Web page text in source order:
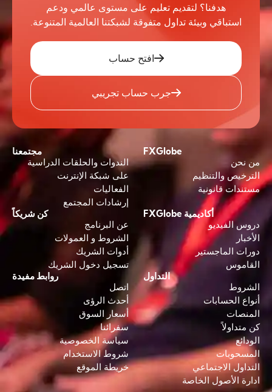
هدفنا؟ لتقديم تعليم على مستوى عالمي ودعم
استباقي وبيئة تداول متفوقة لشبكتنا العالمية المتنوعة.
افتح حساب
جرب حساب تجريبي
FXGlobe
من نحن
الترخيص والتنظيم
مستندات قانونية
مجتمعنا
الندوات والحلقات الدراسية
على شبكة الإنترنت
الفعاليات
إرشادات المجتمع
أكاديمية FXGlobe
دروس الفيديو
الأخبار
دورات الماجستير
القاموس
كن شريكاً
عن البرنامج
الشروط و العمولات
أدوات الشريك
تسجيل دخول الشريك
التداول
الشروط
أنواع الحسابات
المنصات
كن متداولاً
الودائع
المسحوبات
التداول الاجتماعي
ادارة الأصول الخاصة
روابط مفيدة
اتصل
أحدث الرؤى
أسعار السوق
سفرائنا
سياسة الخصوصية
شروط الاستخدام
خريطة الموقع